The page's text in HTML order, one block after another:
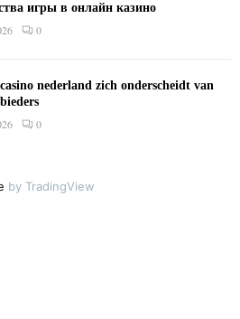
игры в онлайн казино
0
nederland zich onderscheidt van
0
by TradingView